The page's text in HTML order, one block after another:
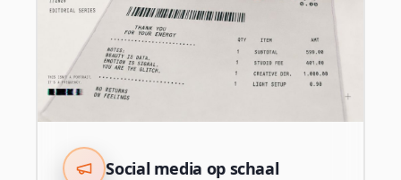
Social media op schaal